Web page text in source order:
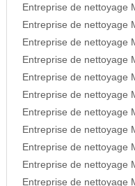
Entreprise de nettoyage
Entreprise de nettoyage
Entreprise de nettoyage
Entreprise de nettoyage
Entreprise de nettoyage
Entreprise de nettoyage
Entreprise de nettoyage
Entreprise de nettoyage
Entreprise de nettoyage
Entreprise de nettoyage
Entreprise de nettoyage